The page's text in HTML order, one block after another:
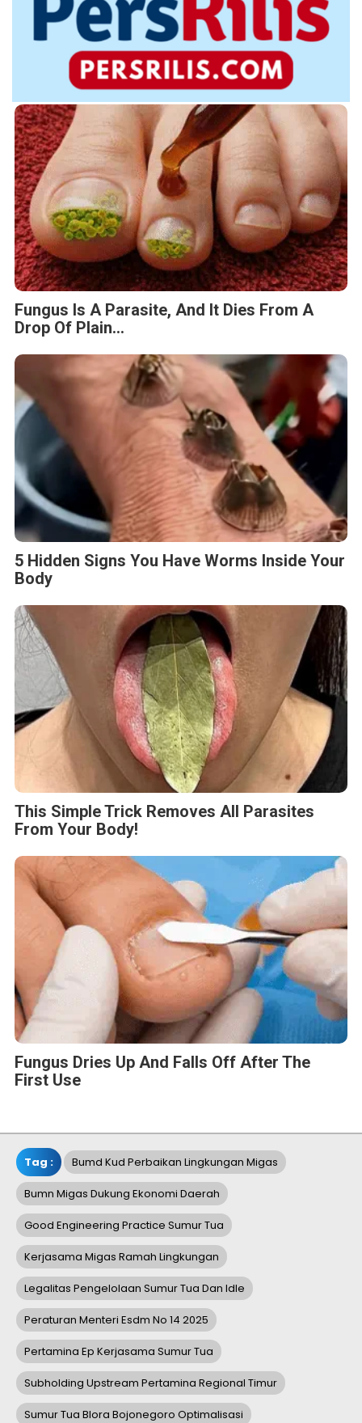
Fungus Is A Parasite, And It Dies From A
Drop Of Plain...
5 Hidden Signs You Have Worms Inside Your
Body
This Simple Trick Removes All Parasites
From Your Body!
Fungus Dries Up And Falls Off After The
First Use
Tag : Bumd Kud Perbaikan Lingkungan Migas
Bumn Migas Dukung Ekonomi Daerah
Good Engineering Practice Sumur Tua
Kerjasama Migas Ramah Lingkungan
Legalitas Pengelolaan Sumur Tua Dan Idle
Peraturan Menteri Esdm No 14 2025
Pertamina Ep Kerjasama Sumur Tua
Subholding Upstream Pertamina Regional Timur
Sumur Tua Blora Bojonegoro Optimalisasi